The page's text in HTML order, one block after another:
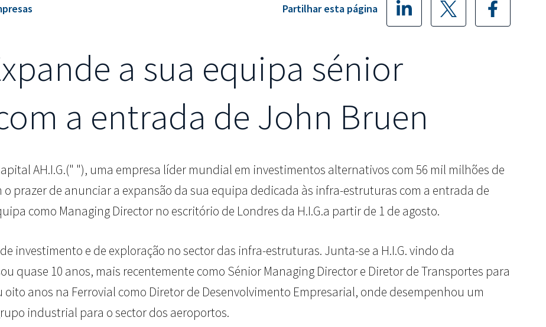
Partilhar esta página
a sua equipa sénior
a entrada de John Bruen
AH.I.G.(" "), uma empresa líder mundial em investimentos alternativos com 56 mil milhões de
prazer de anunciar a expansão da sua equipa dedicada às infra-estruturas com a entrada de
como Managing Director no escritório de Londres da H.I.G.a partir de 1 de agosto.
investimento e de exploração no sector das infra-estruturas. Junta-se a H.I.G. vindo da
quase 10 anos, mais recentemente como Sénior Managing Director e Diretor de Transportes para
oito anos na Ferrovial como Diretor de Desenvolvimento Empresarial, onde desempenhou um
industrial para o sector dos aeroportos.